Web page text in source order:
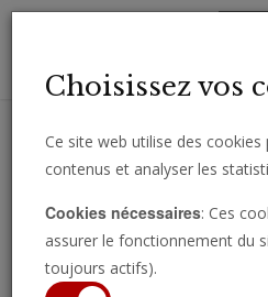
importantes directement par e-mail.
Choisissez vos
Ce site web utilise des
contenus et analyser les
Cookies nécessaires: Ces
assurer le fonctionnement du
toujours actifs).